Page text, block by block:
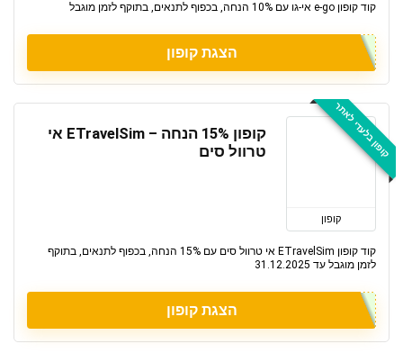
קוד קופון e-go אי-גו עם 10% הנחה, בכפוף לתנאים, בתוקף לזמן מוגבל
הצגת קופון
קופון בלעדי לאתר
קופון
קופון 15% הנחה – ETravelSim אי
טרוול סים
קוד קופון ETravelSim אי טרוול סים עם 15% הנחה, בכפוף לתנאים, בתוקף
לזמן מוגבל עד 31.12.2025
הצגת קופון